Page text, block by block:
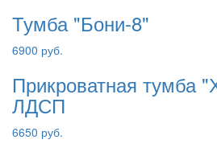
Тумба "Бони-8"
6900 руб.
Прикроватная тумба
ЛДСП
6650 руб.